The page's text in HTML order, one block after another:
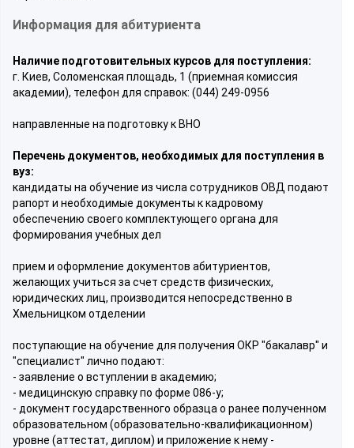
Информация для абитуриента
Наличие подготовительных курсов для поступления:
г. Киев, Соломенская площадь, 1 (приемная комиссия
академии), телефон для справок: (044) 249-0956
направленные на подготовку к ВНО
Перечень документов, необходимых для поступления в
вуз:
кандидаты на обучение из числа сотрудников ОВД подают
рапорт и необходимые документы к кадровому
обеспечению своего комплектующего органа для
формирования учебных дел
прием и оформление документов абитуриентов,
желающих учиться за счет средств физических,
юридических лиц, производится непосредственно в
Хмельницком отделении
поступающие на обучение для получения ОКР "бакалавр" и
"специалист" лично подают:
- заявление о вступлении в академию;
- медицинскую справку по форме 086-у;
- документ государственного образца о ранее полученном
образовательном (образовательно-квалификационном)
уровне (аттестат, диплом) и приложение к нему -